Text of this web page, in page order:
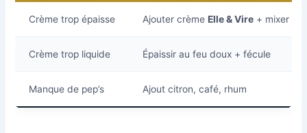
Crème trop épaisse Ajouter crème Elle & Vire + mixer
Crème trop liquide Épaissir au feu doux + fécule
Manque de pep’s Ajout citron, café, rhum